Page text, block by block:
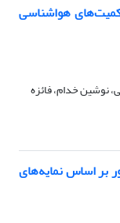
هواشناسی
نوشین خدام، فائزه
بر اساس نمایه‌های